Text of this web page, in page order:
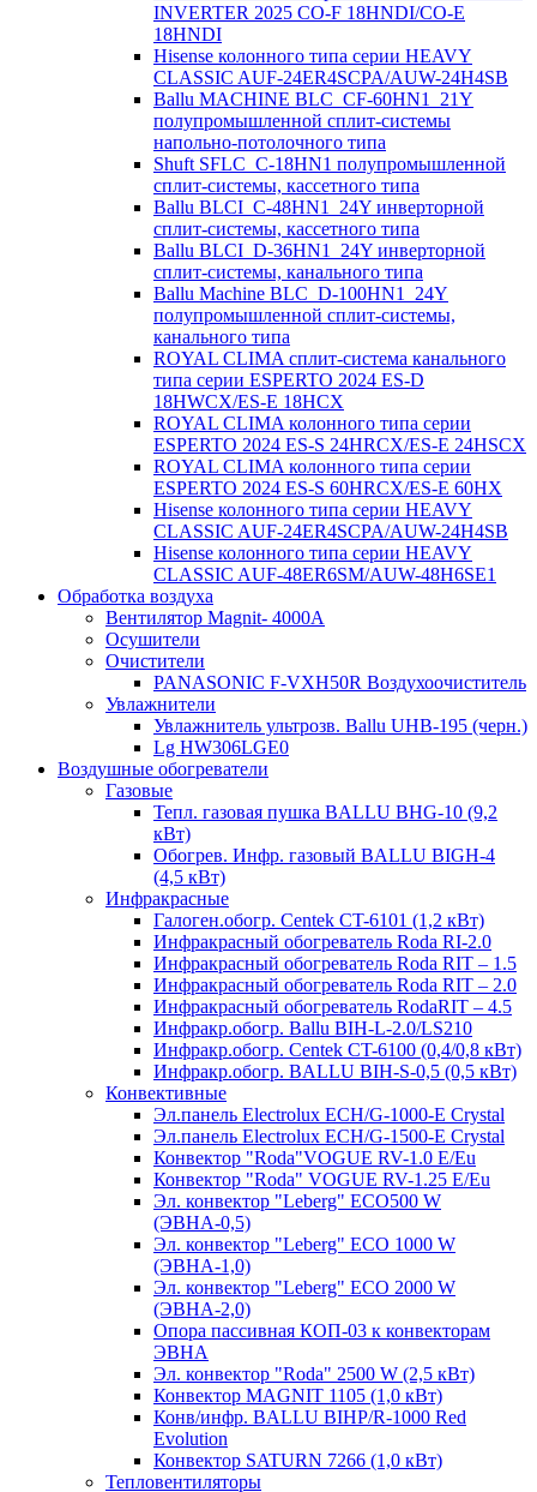
INVERTER 2025 CO-F 18HNDI/CO-E
18HNDI
Hisense колонного типа серии HEAVY
CLASSIC AUF-24ER4SCPA/AUW-24H4SB
Ballu MACHINE BLC_CF-60HN1_21Y
полупромышленной сплит-системы
напольно-потолочного типа
Shuft SFLC_C-18HN1 полупромышленной
сплит-системы, кассетного типа
Ballu BLCI_C-48HN1_24Y инверторной
сплит-системы, кассетного типа
Ballu BLCI_D-36HN1_24Y инверторной
сплит-системы, канального типа
Ballu Machine BLC_D-100HN1_24Y
полупромышленной сплит-системы,
канального типа
ROYAL CLIMA сплит-система канального
типа серии ESPERTO 2024 ES-D
18HWCX/ES-E 18HСX
ROYAL CLIMA колонного типа серии
ESPERTO 2024 ES-S 24HRCX/ES-E 24HSCX
ROYAL CLIMA колонного типа серии
ESPERTO 2024 ES-S 60HRCX/ES-E 60HX
Hisense колонного типа серии HEAVY
CLASSIC AUF-24ER4SCPA/AUW-24H4SB
Hisense колонного типа серии HEAVY
CLASSIC AUF-48ER6SM/AUW-48H6SE1
Обработка воздуха
Вентилятор Magnit- 4000A
Осушители
Очистители
PANASONIC F-VXH50R Воздухоочиститель
Увлажнители
Увлажнитель ультрозв. Ballu UHB-195 (черн.)
Lg HW306LGE0
Воздушные обогреватели
Газовые
Тепл. газовая пушка BALLU BHG-10 (9,2
кВт)
Обогрев. Инфр. газовый BALLU BIGH-4
(4,5 кВт)
Инфракрасные
Галоген.обогр. Centek CT-6101 (1,2 кВт)
Инфракрасный обогреватель Roda RI-2.0
Инфракрасный обогреватель Roda RIT – 1.5
Инфракрасный обогреватель Roda RIT – 2.0
Инфракрасный обогреватель RodaRIT – 4.5
Инфракр.обогр. Ballu BIH-L-2.0/LS210
Инфракр.обогр. Centek CT-6100 (0,4/0,8 кВт)
Инфракр.обогр. BALLU BIH-S-0,5 (0,5 кВт)
Конвективные
Эл.панель Electrolux ECH/G-1000-Е Crystal
Эл.панель Electrolux ECH/G-1500-Е Crystal
Конвектор "Roda"VOGUE RV-1.0 E/Eu
Конвектор "Roda" VOGUE RV-1.25 E/Eu
Эл. конвектор "Leberg" ECO500 W
(ЭВНА-0,5)
Эл. конвектор "Leberg" ECO 1000 W
(ЭВНА-1,0)
Эл. конвектор "Leberg" ECO 2000 W
(ЭВНА-2,0)
Опора пассивная КОП-03 к конвекторам
ЭВНА
Эл. конвектор "Roda" 2500 W (2,5 кВт)
Конвектор MAGNIT 1105 (1,0 кВт)
Конв/инфр. BALLU BIHP/R-1000 Red
Evolution
Конвектор SATURN 7266 (1,0 кВт)
Тепловентиляторы